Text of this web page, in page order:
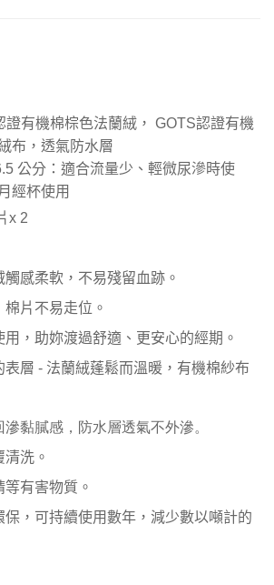
證有機棉棕色法蘭絨， GOTS認證有機
布，透氣防水層
公分：適合流量少 、輕微尿滲時使
經杯使用
x 2
感柔軟，不易殘留血跡。
片不易走位。
，助妳渡過舒適、更安心的經期。
表層 - 法蘭絨蓬鬆而溫暖，有機棉紗布
黏膩感，防水層透氣不外滲。
洗。
有害物質。
，可持續使用數年，減少數以噸計的